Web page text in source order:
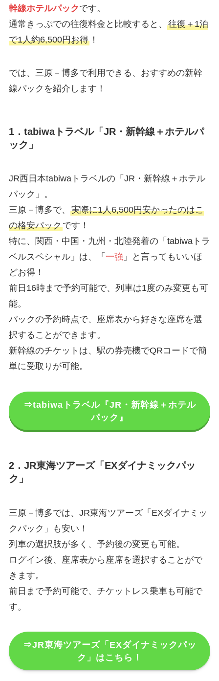
幹線ホテルパックです。
通常きっぷでの往復料金と比較すると、 往復＋1泊
で1人約6,500円お得！
では、三原－博多で利用できる、おすすめの新幹
線パックを紹介します！
1．tabiwaトラベル「JR・新幹線＋ホテルパ
ック」
JR西日本tabiwaトラベルの「JR・新幹線＋ホテル
パック」。
三原－博多で、 実際に1人6,500円安かったのはこ
の格安パックです！
特に、関西・中国・九州・北陸発着の「tabiwaトラ
ベルスペシャル」は、「 一強 」と言ってもいいほ
どお得！
前日16時まで予約可能で、列車は1度のみ変更も可
能。
パックの予約時点で、座席表から好きな座席を選
択することができます。
新幹線のチケットは、駅の券売機でQRコードで簡
単に受取りが可能。
⇒tabiwaトラベル『JR・新幹線＋ホテル
パック』
2．JR東海ツアーズ「EXダイナミックパッ
ク」
三原－博多では、JR東海ツアーズ「EXダイナミッ
クパック」も安い！
列車の選択肢が多く、予約後の変更も可能。
ログイン後、座席表から座席を選択することがで
きます。
前日まで予約可能で、チケットレス乗車も可能で
す。
⇒JR東海ツアーズ「EXダイナミックパッ
ク」はこちら！